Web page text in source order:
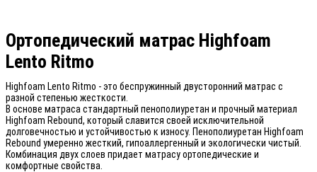
Ортопедический матрас Highfoam
Lento Ritmo
Highfoam Lento Ritmo - это беспружинный двусторонний матрас с
разной степенью жесткости.
В основе матраса стандартный пенополиуретан и прочный материал
Highfoam Rebound, который славится своей исключительной
долговечностью и устойчивостью к износу. Пенополиуретан Highfoam
Rebound умеренно жесткий, гипоаллергенный и экологически чистый.
Комбинация двух слоев придает матрасу ортопедические и
комфортные свойства.